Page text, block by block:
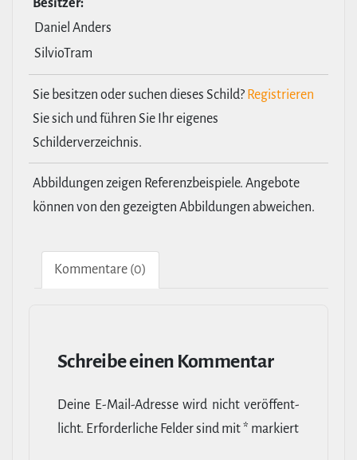
Besitzer:
Daniel Anders
SilvioTram
Sie besitzen oder suchen dieses Schild? Registrieren
Sie sich und führen Sie Ihr eigenes
Schilderverzeichnis.
Abbildungen zeigen Referenzbeispiele. Angebote
können von den gezeigten Abbildungen abweichen.
Kom­men­tare (0)
Schreibe einen Kommentar
Deine E‑Mail-​Adresse wird nicht ver­öf­fent­
licht. Erfor­der­liche Felder sind mit* markiert